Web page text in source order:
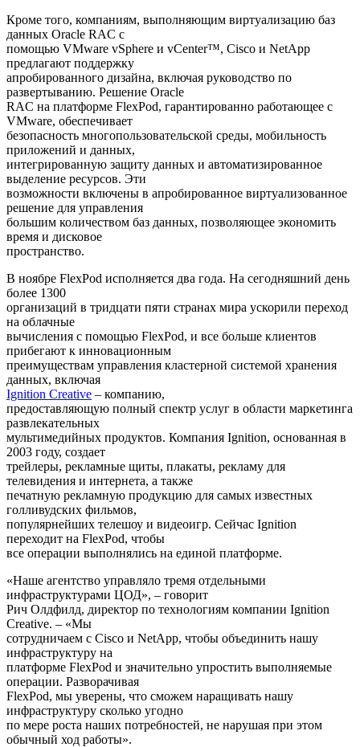
Кроме того, компаниям, выполняющим виртуализацию баз
данных Oracle RAC с
помощью VMware vSphere и vCenter™, Cisco и NetApp
предлагают поддержку
апробированного дизайна, включая руководство по
развертыванию. Решение Oracle
RAC на платформе FlexPod, гарантированно работающее с
VMware, обеспечивает
безопасность многопользовательской среды, мобильность
приложений и данных,
интегрированную защиту данных и автоматизированное
выделение ресурсов. Эти
возможности включены в апробированное виртуализованное
решение для управления
большим количеством баз данных, позволяющее экономить
время и дисковое
пространство.
В ноябре FlexPod исполняется два года. На сегодняшний день
более 1300
организаций в тридцати пяти странах мира ускорили переход
на облачные
вычисления с помощью FlexPod, и все больше клиентов
прибегают к инновационным
преимуществам управления кластерной системой хранения
данных, включая
Ignition Creative – компанию,
предоставляющую полный спектр услуг в области маркетинга
развлекательных
мультимедийных продуктов. Компания Ignition, основанная в
2003 году, создает
трейлеры, рекламные щиты, плакаты, рекламу для
телевидения и интернета, а также
печатную рекламную продукцию для самых известных
голливудских фильмов,
популярнейших телешоу и видеоигр. Сейчас Ignition
переходит на FlexPod, чтобы
все операции выполнялись на единой платформе.
«Наше агентство управляло тремя отдельными
инфраструктурами ЦОД», – говорит
Рич Олдфилд, директор по технологиям компании Ignition
Creative. – «Мы
сотрудничаем с Cisco и NetApp, чтобы объединить нашу
инфраструктуру на
платформе FlexPod и значительно упростить выполняемые
операции. Разворачивая
FlexPod, мы уверены, что сможем наращивать нашу
инфраструктуру сколько угодно
по мере роста наших потребностей, не нарушая при этом
обычный ход работы».